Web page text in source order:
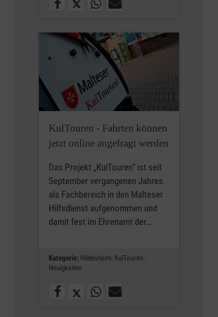
KulTouren - Fahrten können
jetzt online angefragt werden
Das Projekt „KulTouren“ ist seit
September vergangenen Jahres
als Fachbereich in den Malteser
Hilfsdienst aufgenommen und
damit fest im Ehrenamt der…
Kategorie: Hildesheim, KulTouren -
Neuigkeiten